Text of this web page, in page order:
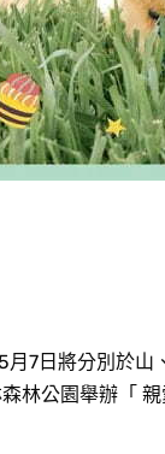
7日將分別於山
林公園舉辦「